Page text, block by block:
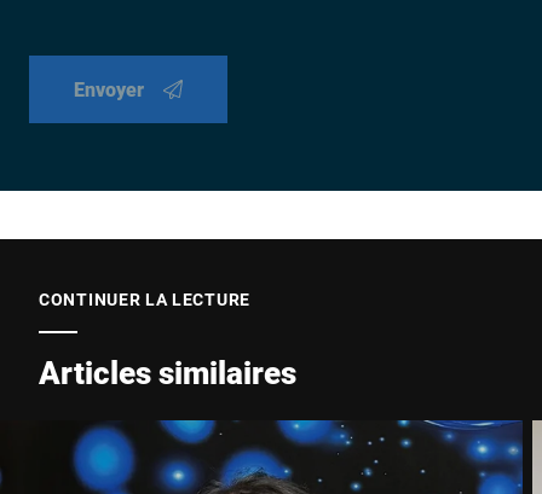
Envoyer
CONTINUER LA LECTURE
Articles similaires